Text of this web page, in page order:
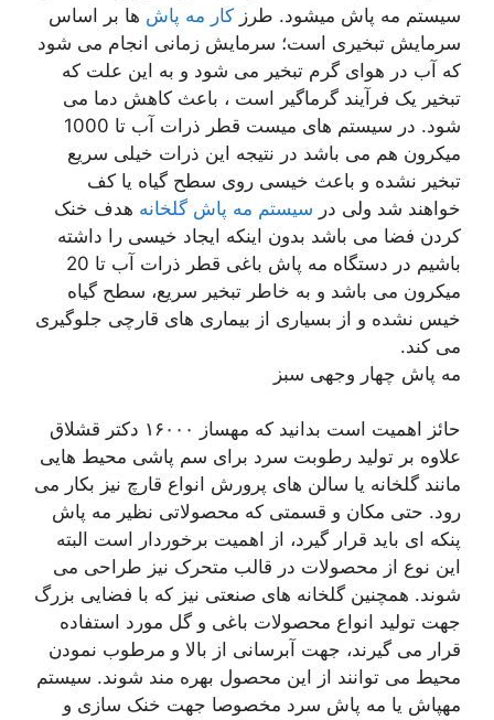
سیستم مه پاش میشود. طرز کار مه پاش ها بر اساس
سرمایش تبخیری است؛ سرمایش زمانی انجام می شود
که آب در هوای گرم تبخیر می شود و به این علت که
تبخیر یک فرآیند گرماگیر است ، باعث کاهش دما می
شود. در سیستم های میست قطر ذرات آب تا 1000
میکرون هم می باشد در نتیجه این ذرات خیلی سریع
تبخیر نشده و باعث خیسی روی سطح گیاه یا کف
خواهند شد ولی در سیستم مه پاش گلخانه هدف خنک
کردن فضا می باشد بدون اینکه ایجاد خیسی را داشته
باشیم در دستگاه مه پاش باغی قطر ذرات آب تا 20
میکرون می باشد و به خاطر تبخیر سریع، سطح گیاه
خیس نشده و از بسیاری از بیماری های قارچی جلوگیری
می کند.
مه پاش چهار وجهی سبز
حائز اهمیت است بدانید که مهساز ۱۶۰۰۰ دکتر قشلاق
علاوه بر تولید رطوبت سرد برای سم پاشی محیط هایی
مانند گلخانه یا سالن های پرورش انواع قارچ نیز بکار می
رود. حتی مکان و قسمتی که محصولاتی نظیر مه پاش
پنکه ای باید قرار گیرد، از اهمیت برخوردار است البته
این نوع از محصولات در قالب متحرک نیز طراحی می
شوند. همچنین گلخانه های صنعتی نیز که با فضایی بزرگ
جهت تولید انواع محصولات باغی و گل مورد استفاده
قرار می گیرند، جهت آبرسانی از بالا و مرطوب نمودن
محیط می توانند از این محصول بهره مند شوند. سیستم
مهپاش یا مه پاش سرد مخصوصا جهت خنک سازی و